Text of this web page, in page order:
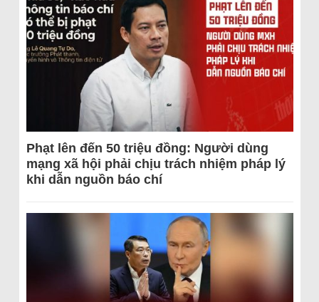
Phạt lên đến 50 triệu đồng: Người dùng
mạng xã hội phải chịu trách nhiệm pháp lý
khi dẫn nguồn báo chí